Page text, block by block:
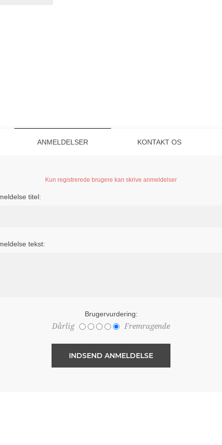
ANMELDELSER KONTAKT OS
Kun registrerede brugere kan skrive anmeldelser
titel:
tekst:
Brugervurdering:
Dårlig Fremragende